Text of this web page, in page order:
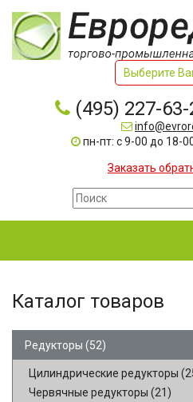
Выберите
(495) 227-63-
пн-пт: с 9-00 до 18-
Заказать
Каталог товаров
Редукторы (52)
Цилиндрические редукторы
Червячные редукторы (21)